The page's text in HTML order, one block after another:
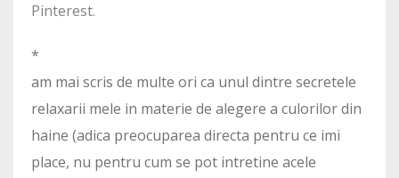
Pinterest.
*
am mai scris de multe ori ca unul dintre secretele
relaxarii mele in materie de alegere a culorilor din
haine (adica preocuparea directa pentru ce imi
place, nu pentru cum se pot intretine acele